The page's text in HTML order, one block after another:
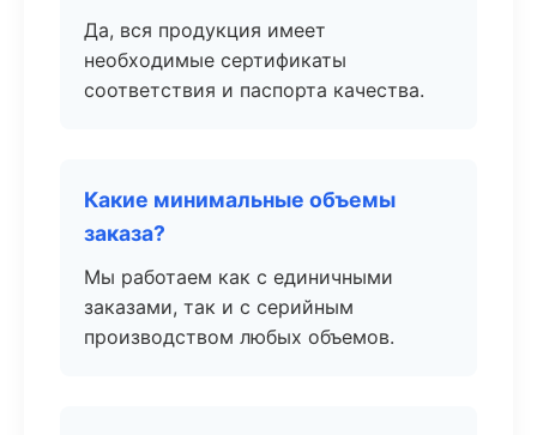
Да, вся продукция имеет
необходимые сертификаты
соответствия и паспорта качества.
Какие минимальные объемы
заказа?
Мы работаем как с единичными
заказами, так и с серийным
производством любых объемов.